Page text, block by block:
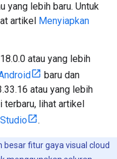
yang lebih baru. Untuk
artikel Menyiapkan
atau yang lebih
baru dan
atau yang lebih
terbaru, lihat artikel
.
fitur gaya visual cloud